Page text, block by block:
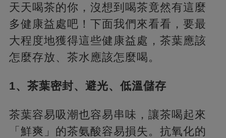
天天喝茶的你，沒想到喝茶竟然有這麼
多健康益處吧！下面我們來看看，要最
大程度地獲得這些健康益處，茶葉應該
怎麼存放、茶水應該怎麼喝。
1、茶葉密封、避光、低溫儲存
茶葉容易吸潮也容易串味，讓茶喝起來
「鮮爽」的茶氨酸容易損失。抗氧化的